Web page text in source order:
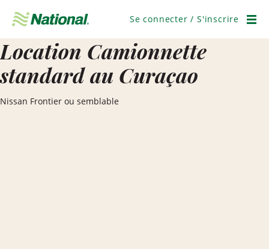
navigation
Se connecter / S'inscrire
Location Camionnette
standard au Curaçao
Nissan Frontier ou semblable